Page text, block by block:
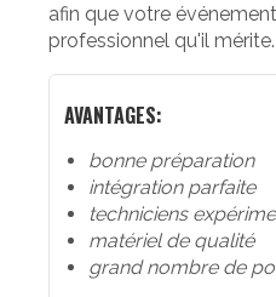
afin que votre
professionnel qu'il mérite.
AVANTAGES:
bonne préparation
intégration parfaite
techniciens
matériel de qualité
grand nombre de